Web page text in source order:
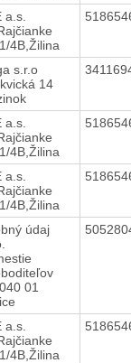
a.s.
4B,Žilina
s.r.o
14
a.s.
4B,Žilina
a.s.
4B,Žilina
údaj
01
a.s.
4B,Žilina